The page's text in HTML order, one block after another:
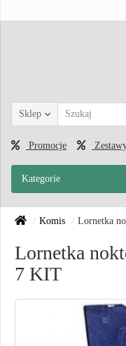
Sklep
Promocje
Kategorie
Komis Lornetka
Lornetka
7 KIT